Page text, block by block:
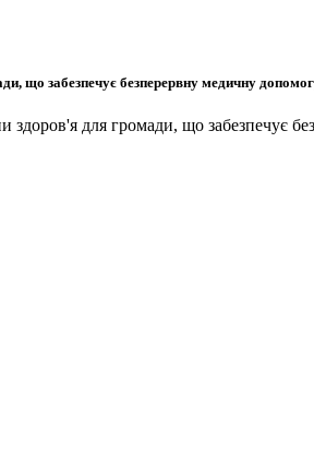
що забезпечує безперервну медичну
здоров'я для громади, що забезпечує